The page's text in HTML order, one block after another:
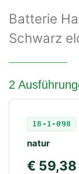
Batterie
Schwarz
2
18-1-098
natur
€ 59,38